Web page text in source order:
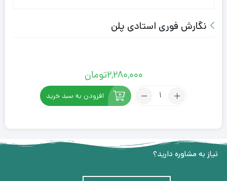
نگارش فوری استادی پلن
2,280,000تومان
افزودن به سبد خرید
نیاز به مشاوره دارید؟